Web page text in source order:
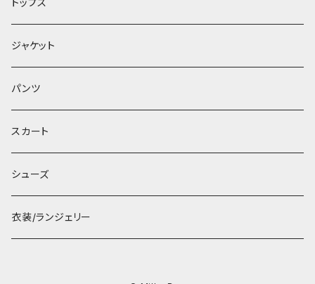
トップス
ジャケット
パンツ
スカート
シューズ
衣装/ランジェリー